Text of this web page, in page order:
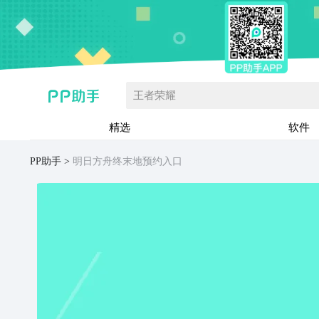
王者荣耀
精选 软件
PP助手 明日方舟终末地预约入口